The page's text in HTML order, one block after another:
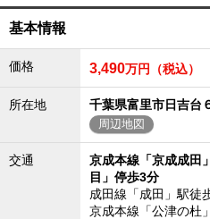
基本情報
価格 3,490万円（税込）
所在地 千葉県富里市日吉台
周辺地図
交通
京成本線「京成成田
目」停歩3分
成田線「成田」駅徒
京成本線「公津の杜
四街道･佐倉･八千代方面エリアの新築
四街道･佐倉･八千代方面エリアの中古一
船橋･市川･浦安方面エリア
船橋･市川･浦安方面エリアの新築一戸建
船橋･市川･浦安方面エリアの中古一戸建
船橋･市川･浦安方面エリアのマンション
船橋･市川･浦安方面エリアの土地
千葉市エリア
千葉市エリアの新築一戸建